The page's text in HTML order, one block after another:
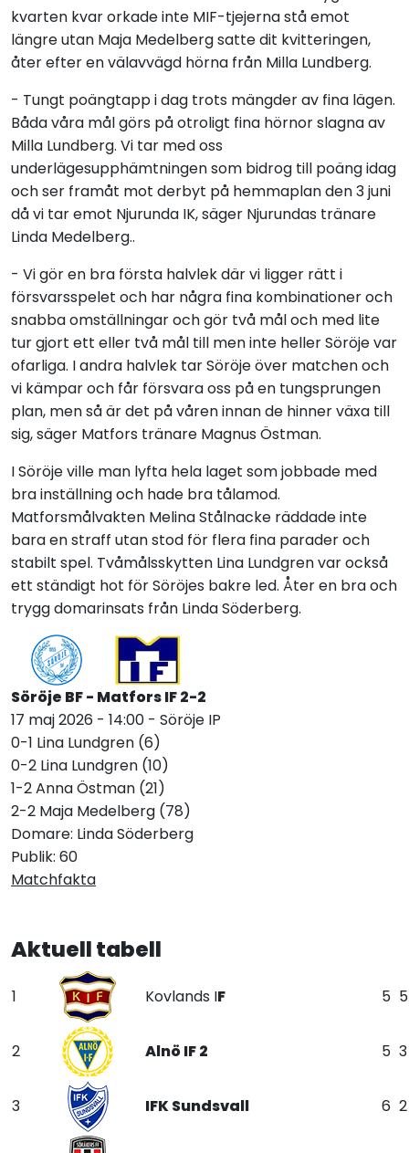
kvarten kvar orkade inte MIF-tjejerna stå emot
längre utan Maja Medelberg satte dit kvitteringen,
åter efter en välavvägd hörna från Milla Lundberg.
- Tungt poängtapp i dag trots mängder av fina lägen.
Båda våra mål görs på otroligt fina hörnor slagna av
Milla Lundberg. Vi tar med oss
underlägesupphämtningen som bidrog till poäng idag
och ser framåt mot derbyt på hemmaplan den 3 juni
då vi tar emot Njurunda IK, säger Njurundas tränare
Linda Medelberg..
- Vi gör en bra första halvlek där vi ligger rätt i
försvarsspelet och har några fina kombinationer och
snabba omställningar och gör två mål och med lite
tur gjort ett eller två mål till men inte heller Söröje var
ofarliga. I andra halvlek tar Söröje över matchen och
vi kämpar och får försvara oss på en tungsprungen
plan, men så är det på våren innan de hinner växa till
sig, säger Matfors tränare Magnus Östman.
I Söröje ville man lyfta hela laget som jobbade med
bra inställning och hade bra tålamod.
Matforsmålvakten Melina Stålnacke räddade inte
bara en straff utan stod för flera fina parader och
stabilt spel. Tvåmålsskytten Lina Lundgren var också
ett ständigt hot för Söröjes bakre led. Åter en bra och
trygg domarinsats från Linda Söderberg.
Söröje BF - Matfors IF 2-2
17 maj 2026 - 14:00 - Söröje IP
0-1 Lina Lundgren (6)
0-2 Lina Lundgren (10)
1-2 Anna Östman (21)
2-2 Maja Medelberg (78)
Domare: Linda Söderberg
Publik: 60
Matchfakta
Aktuell tabell
1 Kovlands IF 5 5
2 Alnö IF 2 5 3
3 IFK Sundsvall 6 2